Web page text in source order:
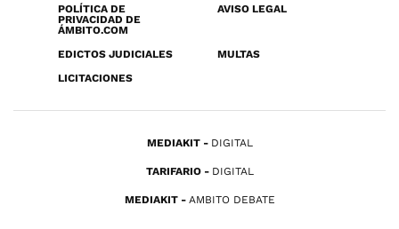
POLÍTICA DE
PRIVACIDAD DE
ÁMBITO.COM
AVISO LEGAL
EDICTOS JUDICIALES
MULTAS
LICITACIONES
MEDIAKIT DIGITAL
TARIFARIO DIGITAL
MEDIAKIT AMBITO DEBATE